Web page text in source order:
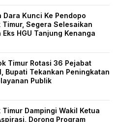
Dara Kunci Ke Pendopo
Timur, Segera Selesaikan
HGU Tanjung Kenanga
Timur Rotasi 36 Pejabat
Bupati Tekankan Peningkatan
Publik
Timur Dampingi Wakil Ketua
Dorong Program